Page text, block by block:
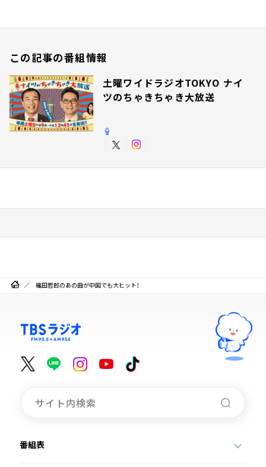
この記事の番組情報
土曜ワイドラジオTOKYO ナイ
ツのちゃきちゃき大放送
織田哲郎のあの曲が中国でも大ヒット！
番組表